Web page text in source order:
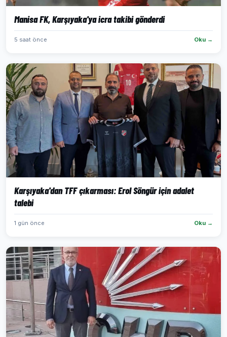
Manisa FK, Karşıyaka'ya icra takibi gönderdi
5 saat önce Oku →
Karşıyaka'dan TFF çıkarması: Erol Söngür için adalet
talebi
1 gün önce Oku →